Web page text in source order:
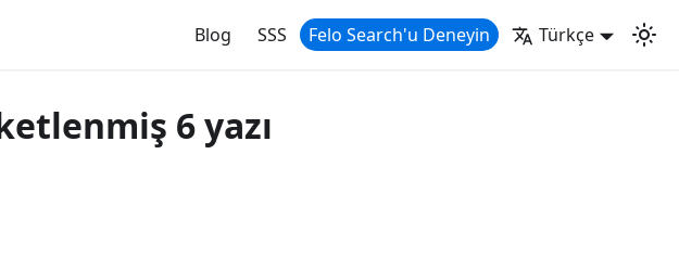
Blog SSS Felo Search'u Deneyin Türkçe
6 yazı